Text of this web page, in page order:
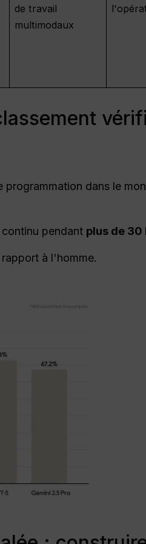
de travail
multimodaux
programmation dans le
pendant plus de
à l'homme.